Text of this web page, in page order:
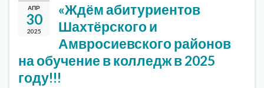
АПР
30
2025
«Ждём абитуриентов
Шахтёрского и
Амвросиевского районов
на обучение в колледж в 2025
году!!!